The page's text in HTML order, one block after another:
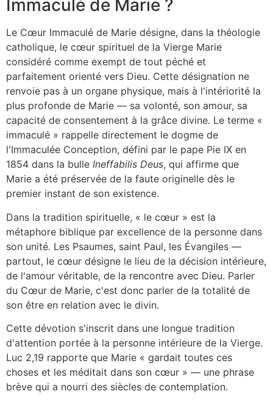
Immaculé de Marie ?
Le Cœur Immaculé de Marie désigne, dans la théologie
catholique, le cœur spirituel de la Vierge Marie
considéré comme exempt de tout péché et
parfaitement orienté vers Dieu. Cette désignation ne
renvoie pas à un organe physique, mais à l'intériorité la
plus profonde de Marie — sa volonté, son amour, sa
capacité de consentement à la grâce divine. Le terme «
immaculé » rappelle directement le dogme de
l'Immaculée Conception, défini par le pape Pie IX en
1854 dans la bulle Ineffabilis Deus, qui affirme que
Marie a été préservée de la faute originelle dès le
premier instant de son existence.
Dans la tradition spirituelle, « le cœur » est la
métaphore biblique par excellence de la personne dans
son unité. Les Psaumes, saint Paul, les Évangiles —
partout, le cœur désigne le lieu de la décision intérieure,
de l'amour véritable, de la rencontre avec Dieu. Parler
du Cœur de Marie, c'est donc parler de la totalité de
son être en relation avec le divin.
Cette dévotion s'inscrit dans une longue tradition
d'attention portée à la personne intérieure de la Vierge.
Luc 2,19 rapporte que Marie « gardait toutes ces
choses et les méditait dans son cœur » — une phrase
brève qui a nourri des siècles de contemplation.